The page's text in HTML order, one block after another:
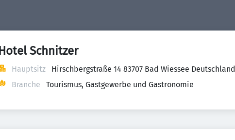
Hotel Schnitzer
Hauptsitz
Hirschbergstraße 14 83707 Bad Wiessee Deutschland
Branche
Tourismus, Gastgewerbe und Gastronomie